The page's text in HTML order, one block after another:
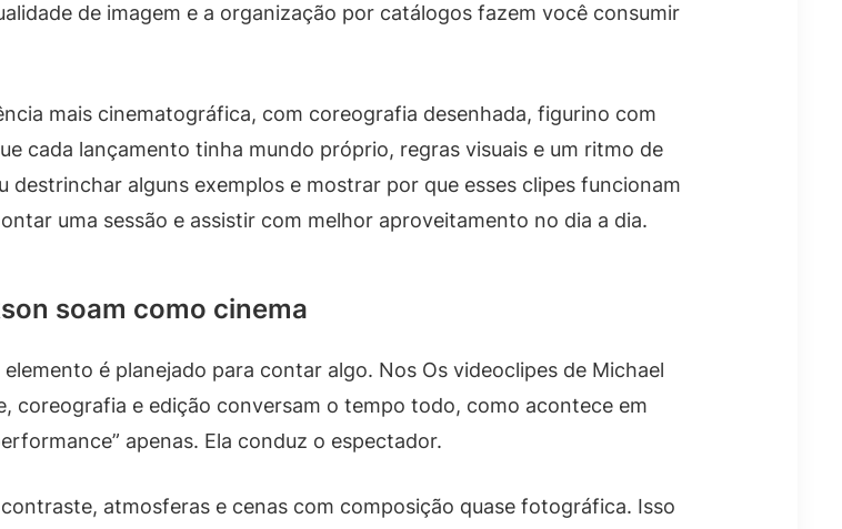
de imagem e a organização por catálogos fazem você consumir
mais cinematográfica, com coreografia desenhada, figurino com
cada lançamento tinha mundo próprio, regras visuais e um ritmo de
alguns exemplos e mostrar por que esses clipes funcionam
uma sessão e assistir com melhor aproveitamento no dia a dia.
soam como cinema
é planejado para contar algo. Nos Os videoclipes de Michael
coreografia e edição conversam o tempo todo, como acontece em
apenas. Ela conduz o espectador.
atmosferas e cenas com composição quase fotográfica. Isso